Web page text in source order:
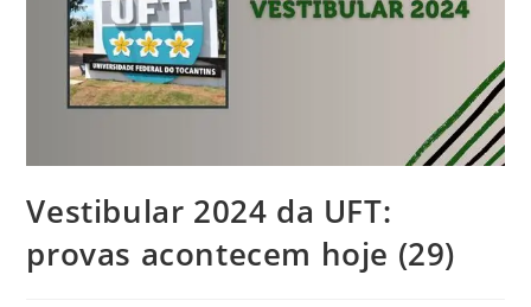
Vestibular 2024 da UFT:
provas acontecem hoje (29)